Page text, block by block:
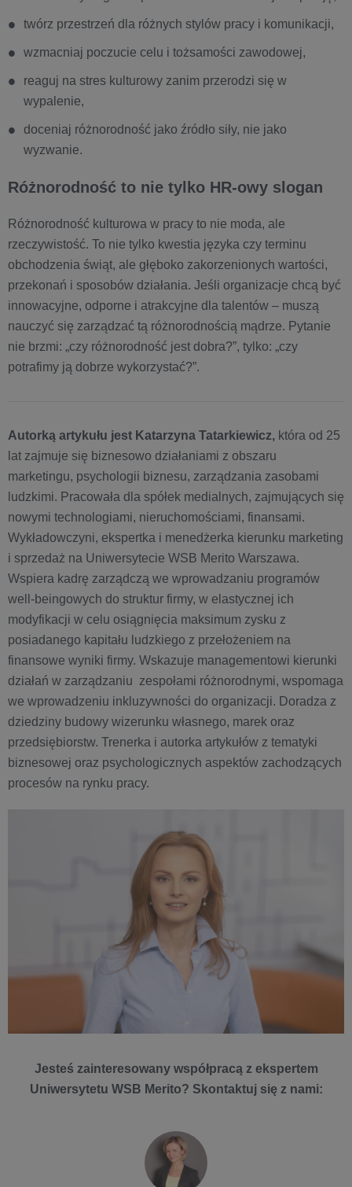
twórz przestrzeń dla różnych stylów pracy i komunikacji,
wzmacniaj poczucie celu i tożsamości zawodowej,
reaguj na stres kulturowy zanim przerodzi się w
wypalenie,
doceniaj różnorodność jako źródło siły, nie jako
wyzwanie.
Różnorodność to nie tylko HR-owy slogan
Różnorodność kulturowa w pracy to nie moda, ale
rzeczywistość. To nie tylko kwestia języka czy terminu
obchodzenia świąt, ale głęboko zakorzenionych wartości,
przekonań i sposobów działania. Jeśli organizacje chcą być
innowacyjne, odporne i atrakcyjne dla talentów – muszą
nauczyć się zarządzać tą różnorodnością mądrze. Pytanie
nie brzmi: „czy różnorodność jest dobra?”, tylko: „czy
potrafimy ją dobrze wykorzystać?”.
Autorką artykułu jest Katarzyna Tatarkiewicz, która od 25
lat zajmuje się biznesowo działaniami z obszaru
marketingu, psychologii biznesu, zarządzania zasobami
ludzkimi. Pracowała dla spółek medialnych, zajmujących się
nowymi technologiami, nieruchomościami, finansami.
Wykładowczyni, ekspertka i menedżerka kierunku marketing
i sprzedaż na Uniwersytecie WSB Merito Warszawa.
Wspiera kadrę zarządczą we wprowadzaniu programów
well-beingowych do struktur firmy, w elastycznej ich
modyfikacji w celu osiągnięcia maksimum zysku z
posiadanego kapitału ludzkiego z przełożeniem na
finansowe wyniki firmy. Wskazuje managementowi kierunki
działań w zarządzaniu zespołami różnorodnymi, wspomaga
we wprowadzeniu inkluzywności do organizacji. Doradza z
dziedziny budowy wizerunku własnego, marek oraz
przedsiębiorstw. Trenerka i autorka artykułów z tematyki
biznesowej oraz psychologicznych aspektów zachodzących
procesów na rynku pracy.
Jesteś zainteresowany współpracą z ekspertem
Uniwersytetu WSB Merito? Skontaktuj się z nami: